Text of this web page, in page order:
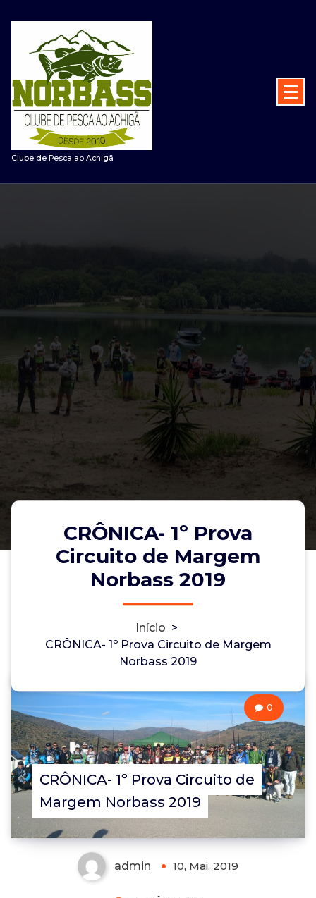
para
conteúdo
Clube de Pesca ao Achigã
CRÔNICA- 1º Prova
Circuito de Margem
Norbass 2019
Início >
CRÔNICA- 1º Prova Circuito de Margem
Norbass 2019
CRÔNICA- 1º Prova Circuito de
Margem Norbass 2019
0
admin 10, Mai, 2019